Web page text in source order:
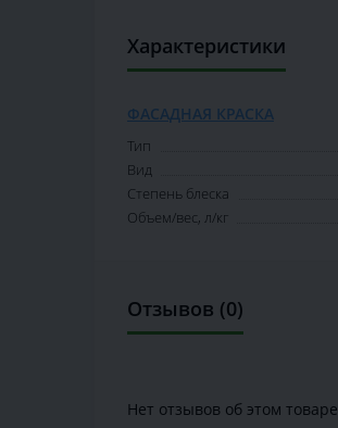
Характеристики
ФАСАДНАЯ КРАСКА
Тип
Вид
Степень блеска
Объем/вес, л/кг
Отзывов (0)
Нет отзывов об этом